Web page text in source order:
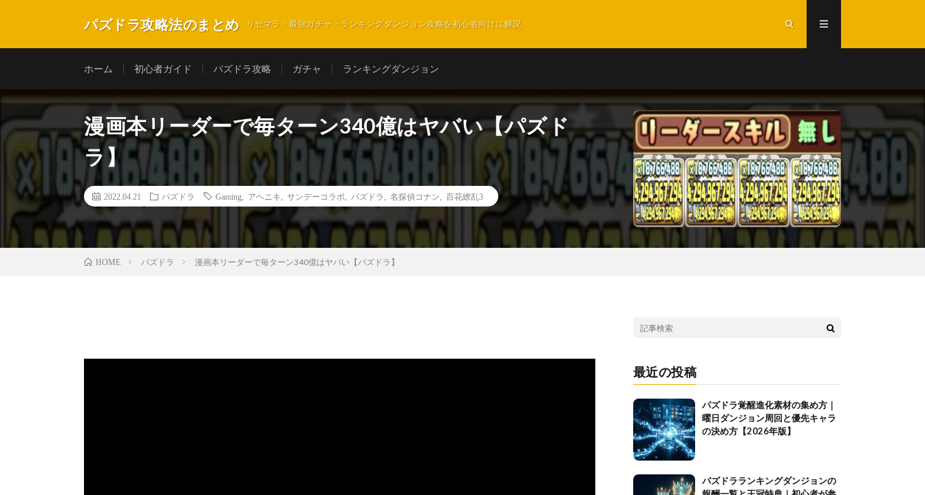
パズドラ攻略法のまとめ リセマラ・最強ガチャ・ランキングダンジョン攻略を初心者向けに解説
ホーム 初心者ガイド パズドラ攻略 ガチャ ランキングダンジョン
漫画本リーダーで毎ターン340億はヤバい【パズド
ラ】
2022.04.21 パズドラ Gaming アヘニキ サンデーコラボ パズドラ 名探偵コナン 百花繚乱3
HOME パズドラ 漫画本リーダーで毎ターン340億はヤバい【パズドラ】
最近の投稿
パズドラ覚醒進化素材の集め方｜
曜日ダンジョン周回と優先キャラ
の決め方【2026年版】
パズドラランキングダンジョンの